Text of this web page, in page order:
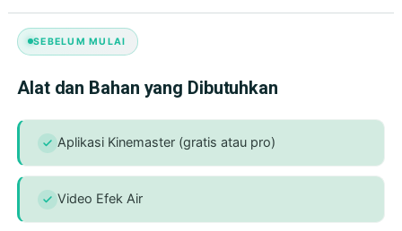
SEBELUM MULAI
Alat dan Bahan yang Dibutuhkan
Aplikasi Kinemaster (gratis atau pro)
Video Efek Air